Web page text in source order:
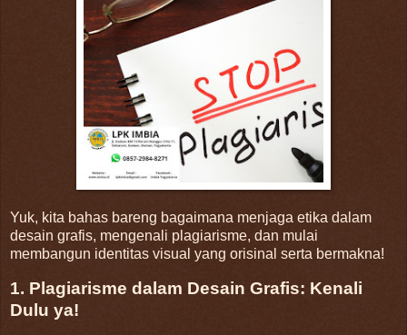
Yuk, kita bahas bareng bagaimana menjaga etika dalam
desain grafis, mengenali plagiarisme, dan mulai
membangun identitas visual yang orisinal serta bermakna!
1. Plagiarisme dalam Desain Grafis: Kenali
Dulu ya!